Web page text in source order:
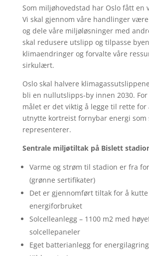
Som miljøhovedstad har Oslo fått en
Vi skal gjennom våre handlinger
og dele våre miljøløsninger med
skal redusere utslipp og tilpasse byen
klimaendringer og forvalte våre
sirkulært.
Oslo skal halvere
bli en nullutslipps-by innen 2030.
målet er det viktig å legge til rette for
utnytte kortreist fornybar energi som
representerer.
Sentrale miljøtiltak på Bislett
Varme og strøm til stadion er fra
(grønne sertifikater)
Det er gjennomført tiltak for å
energiforbruket
Solcelleanlegg – 1100 m2 med
solcellepaneler
Eget batterianlegg for energilagring